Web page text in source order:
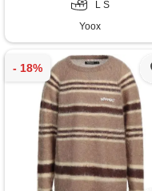
L S
Yoox